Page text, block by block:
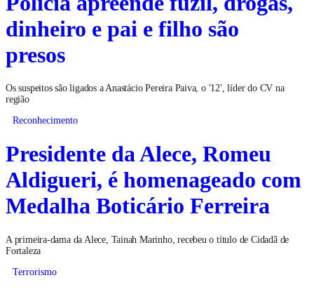
dinheiro e pai e filho são
presos
Os suspeitos são ligados a Anastácio Pereira Paiva, o '12', líder do CV na
região
Reconhecimento
Presidente da Alece, Romeu
Aldigueri, é homenageado com
Medalha Boticário Ferreira
A primeira-dama da Alece, Tainah Marinho, recebeu o título de Cidadã de
Fortaleza
Terrorismo